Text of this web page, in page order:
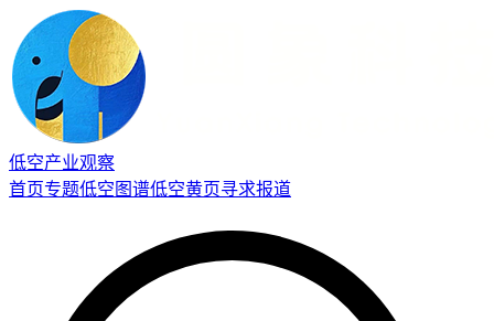
低空产业观察
首页专题低空图谱低空黄页寻求报道